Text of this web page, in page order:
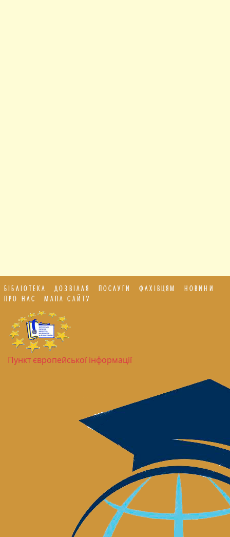
БІБЛІОТЕКА ДОЗВІЛЛЯ ПОСЛУГИ ФАХІВЦЯМ
НОВИНИ
ПРО НАС
МАПА САЙТУ
Пункт європейської інформації